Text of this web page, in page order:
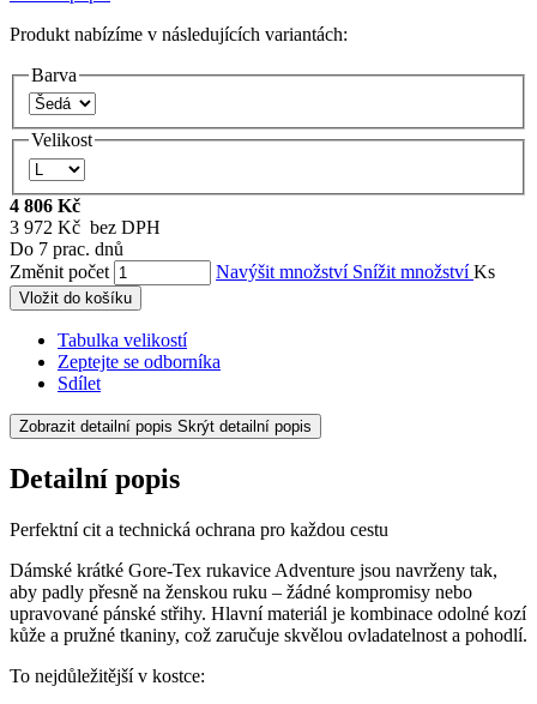
Produkt nabízíme v následujících variantách:
Barva
Velikost
4 806 Kč
3 972 Kč bez DPH
Do 7 prac. dnů
Změnit počet
Navýšit množství Snížit množstvíKs
Vložit do košíku
Tabulka velikostí
Zeptejte se odborníka
Sdílet
Zobrazit detailní popis Skrýt detailní popis
Detailní popis
Perfektní cit a technická ochrana pro každou cestu
Dámské krátké Gore-Tex rukavice Adventure jsou navrženy tak,
aby padly přesně na ženskou ruku – žádné kompromisy nebo
upravované pánské střihy. Hlavní materiál je kombinace odolné kozí
kůže a pružné tkaniny, což zaručuje skvělou ovladatelnost a pohodlí.
To nejdůležitější v kostce: